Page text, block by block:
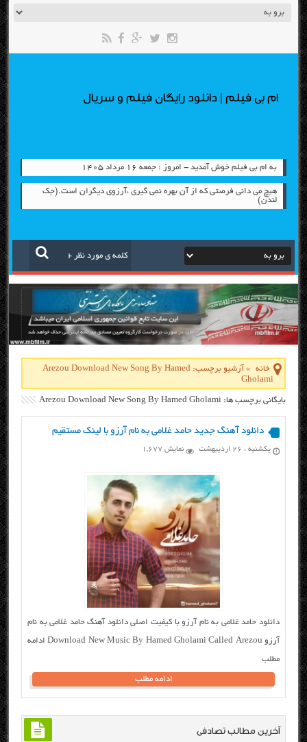
ام بی فیلم | دانلود رایگان فیلم و سریال
به ام بی فیلم خوش آمدید - امروز : جمعه ۱۶ مرداد ۱۴۰۵
هیچ می دانی فرصتی که از آن بهره نمی گیری ،آرزوی دیگران است.(جک
لندن)
خانه »
آرشیو برچسب: Arezou Download New Song By Hamed
Gholami
بایگانی برچسب ها: Arezou Download New Song By Hamed Gholami
دانلود آهنگ جدید حامد غلامی به نام آرزو با لینک مستقیم
یکشنبه ، ۲۶ اردیبهشت نمایش 1,677
دانلود حامد غلامی به نام آرزو با کیفیت اصلی دانلود آهنگ حامد غلامی به نام
آرزو Download New Music By Hamed Gholami Called Arezou ادامه
مطلب
ادامه مطلب
آخرین مطالب تصادفی